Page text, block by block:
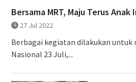
Bersama MRT, Maju Terus Anak
27 Jul 2022
Berbagai kegiatan dilakukan untuk
Nasional 23 Juli,...